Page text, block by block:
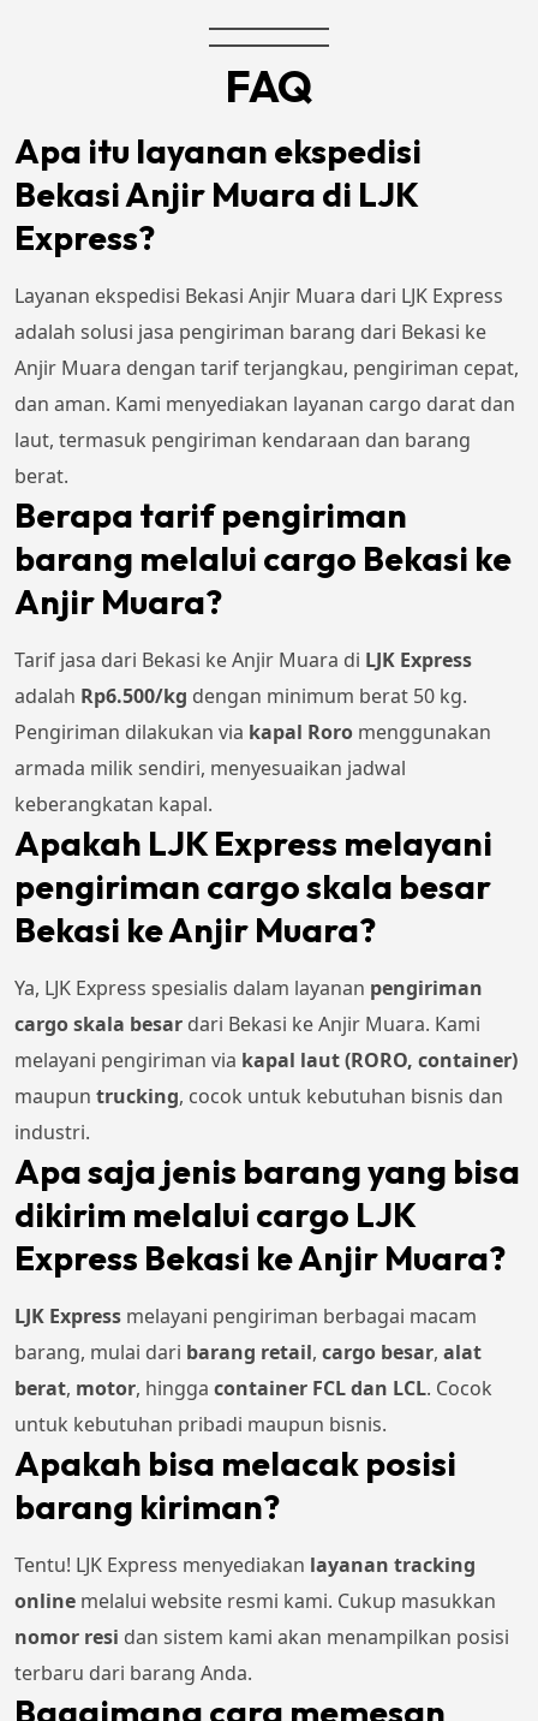
FAQ
Apa itu layanan ekspedisi
Bekasi Anjir Muara di LJK
Express?
Layanan ekspedisi Bekasi Anjir Muara dari LJK Express
adalah solusi jasa pengiriman barang dari Bekasi ke
Anjir Muara dengan tarif terjangkau, pengiriman cepat,
dan aman. Kami menyediakan layanan cargo darat dan
laut, termasuk pengiriman kendaraan dan barang
berat.
Berapa tarif pengiriman
barang melalui cargo Bekasi ke
Anjir Muara?
Tarif jasa dari Bekasi ke Anjir Muara di LJK Express
adalah Rp6.500/kg dengan minimum berat 50 kg.
Pengiriman dilakukan via kapal Roro menggunakan
armada milik sendiri, menyesuaikan jadwal
keberangkatan kapal.
Apakah LJK Express melayani
pengiriman cargo skala besar
Bekasi ke Anjir Muara?
Ya, LJK Express spesialis dalam layanan pengiriman
cargo skala besar dari Bekasi ke Anjir Muara. Kami
melayani pengiriman via kapal laut (RORO, container)
maupun trucking, cocok untuk kebutuhan bisnis dan
industri.
Apa saja jenis barang yang bisa
dikirim melalui cargo LJK
Express Bekasi ke Anjir Muara?
LJK Express melayani pengiriman berbagai macam
barang, mulai dari barang retail, cargo besar, alat
berat, motor, hingga container FCL dan LCL. Cocok
untuk kebutuhan pribadi maupun bisnis.
Apakah bisa melacak posisi
barang kiriman?
Tentu! LJK Express menyediakan layanan tracking
online melalui website resmi kami. Cukup masukkan
nomor resi dan sistem kami akan menampilkan posisi
terbaru dari barang Anda.
Bagaimana cara memesan